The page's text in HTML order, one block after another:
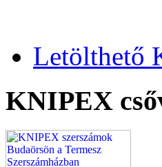
Letölthető
KNIPEX